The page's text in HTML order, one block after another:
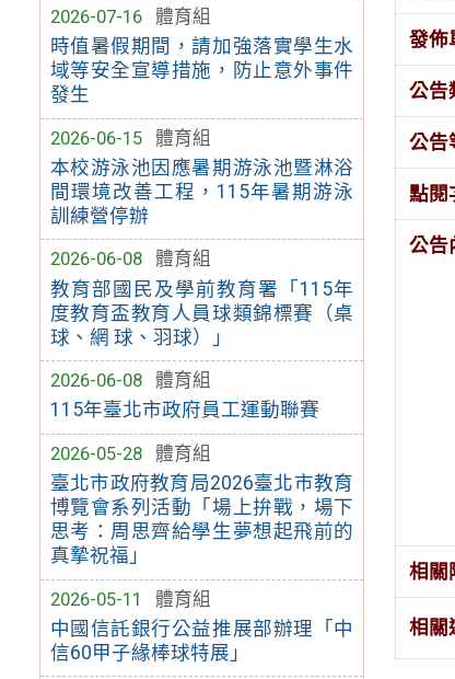
2026-07-16
體育組
時值暑假期間，請加強落實學生水
域等安全宣導措施，防止意外事件
發生
2026-06-15
體育組
本校游泳池因應暑期游泳池暨淋浴
間環境改善工程，115年暑期游泳
訓練營停辦
2026-06-08
體育組
教育部國民及學前教育署「115年
度教育盃教育人員球類錦標賽（桌
球、網 球、羽球）」
2026-06-08
體育組
115年臺北市政府員工運動聯賽
2026-05-28
體育組
臺北市政府教育局2026臺北市教育
博覽會系列活動「場上拚戰，場下
思考：周思齊給學生夢想起飛前的
真摯祝福」
2026-05-11
體育組
中國信託銀行公益推展部辦理「中
信60甲子緣棒球特展」
發佈
公告
公告
點閱
公告
相關
相關